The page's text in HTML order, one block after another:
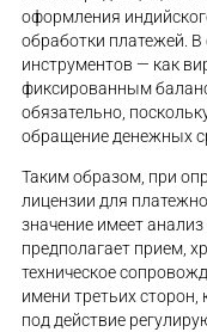
оформления
обработки платежей.
инструментов — как
фиксированным
обязательно,
обращение денежных
Таким образом, при
лицензии для
значение имеет
предполагает прием,
техническое
имени третьих
под действие